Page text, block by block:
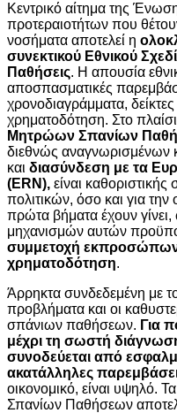
Κεντρικό αίτημα της
προτεραιοτήτων που
νοσήματα αποτελεί η
συνεκτικού Εθνικού
Παθήσεις. Η απουσία
αποσπασματικές
χρονοδιαγράμματα,
χρηματοδότηση. Στο
Μητρώων Σπανίων
διεθνώς
και διασύνδεση με τα
(ERN), είναι
πολιτικών, όσο και για
πρώτα βήματα έχουν
μηχανισμών αυτών
συμμετοχή
χρηματοδότηση.
Άρρηκτα συνδεδεμένη με
προβλήματα και οι
σπάνιων παθήσεων. Για
μέχρι τη σωστή
συνοδεύεται από
ακατάλληλες
οικονομικό, είναι υψηλό.
Σπανίων Παθήσεων